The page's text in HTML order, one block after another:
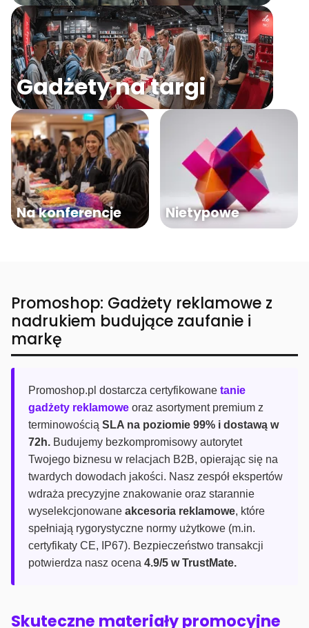
Gadżety na targi
Na konferencje Nietypowe
Promoshop: Gadżety reklamowe z
nadrukiem budujące zaufanie i
markę
Promoshop.pl dostarcza certyfikowane tanie
gadżety reklamowe oraz asortyment premium z
terminowością SLA na poziomie 99% i dostawą w
72h. Budujemy bezkompromisowy autorytet
Twojego biznesu w relacjach B2B, opierając się na
twardych dowodach jakości. Nasz zespół ekspertów
wdraża precyzyjne znakowanie oraz starannie
wyselekcjonowane akcesoria reklamowe, które
spełniają rygorystyczne normy użytkowe (m.in.
certyfikaty CE, IP67). Bezpieczeństwo transakcji
potwierdza nasz ocena 4.9/5 w TrustMate.
Skuteczne materiały promocyjne